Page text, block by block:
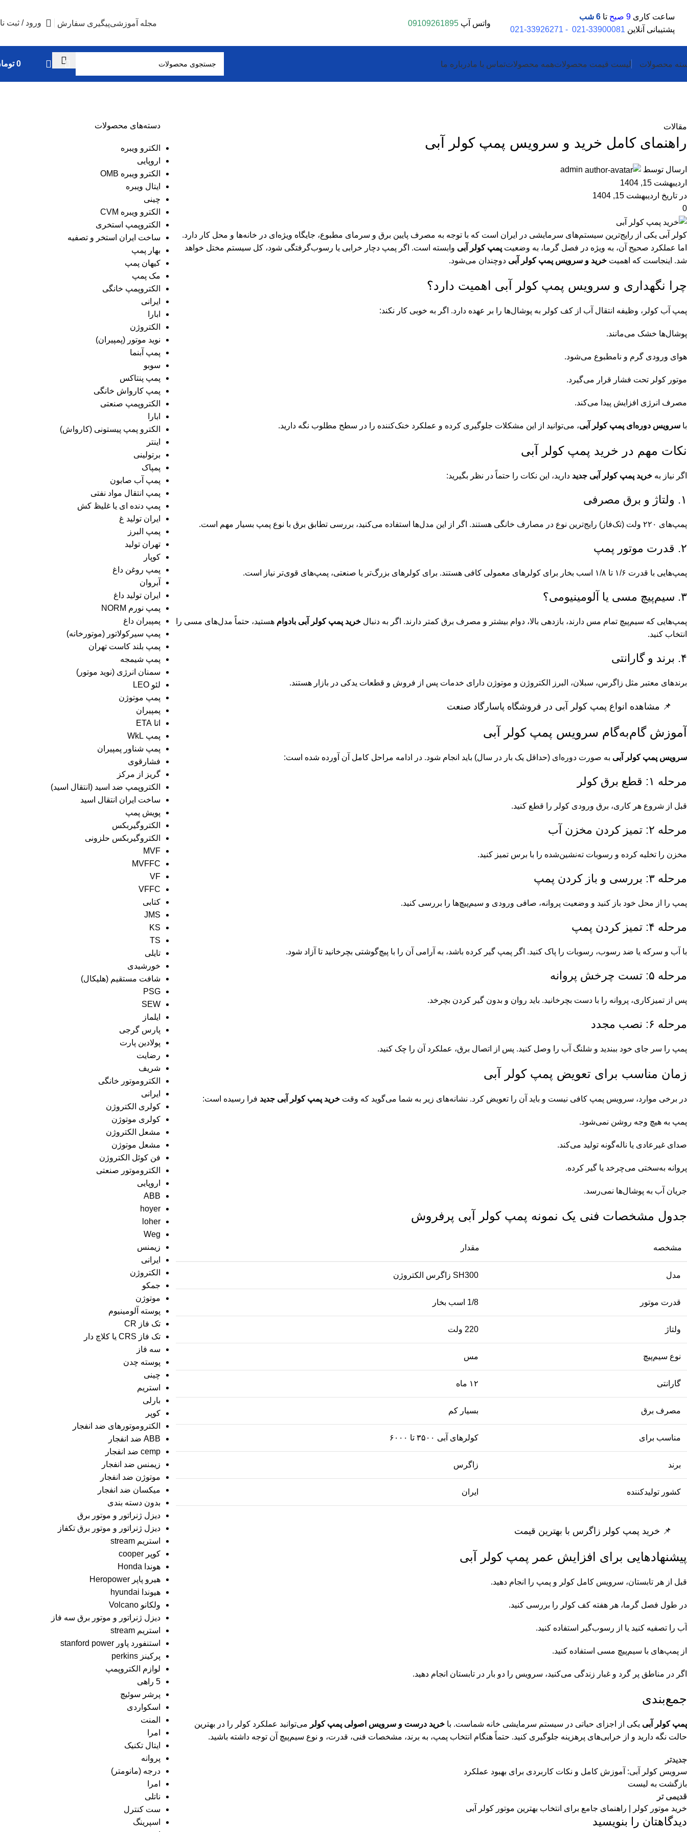
ساعت کاری 9 صبح تا 6 شب
پشتیبانی آنلاین 33900081-021
-
33926271-021
واتس آپ 09109261895 مجله آموزشیپیگیری سفارش ورود / ثبت
محصولات لیست قیمت محصولاتهمه محصولاتتماس با مادرباره ما 0
مقالات
راهنمای کامل خرید و سرویس پمپ کولر آبی
ارسال توسط
admin
اردیبهشت 15, 1404
در تاریخ اردیبهشت 15, 1404
0
کولر آبی یکی از رایج‌ترین سیستم‌های سرمایشی در ایران است که با توجه به مصرف پایین برق و سرمای مطبوع، جایگاه ویژه‌ای در خانه‌ها و محل کار دارد.
اما عملکرد صحیح آن، به ویژه در فصل گرما، به وضعیت پمپ کولر آبی وابسته است. اگر پمپ دچار خرابی یا رسوب‌گرفتگی شود، کل سیستم مختل خواهد
شد. اینجاست که اهمیت خرید و سرویس پمپ کولر آبی دوچندان می‌شود.
چرا نگهداری و سرویس پمپ کولر آبی اهمیت دارد؟
پمپ آب کولر، وظیفه انتقال آب از کف کولر به پوشال‌ها را بر عهده دارد. اگر به خوبی کار نکند:
پوشال‌ها خشک می‌مانند.
هوای ورودی گرم و نامطبوع می‌شود.
موتور کولر تحت فشار قرار می‌گیرد.
مصرف انرژی افزایش پیدا می‌کند.
با سرویس دوره‌ای پمپ کولر آبی، می‌توانید از این مشکلات جلوگیری کرده و عملکرد خنک‌کننده را در سطح مطلوب نگه دارید.
نکات مهم در خرید پمپ کولر آبی
اگر نیاز به خرید پمپ کولر آبی جدید دارید، این نکات را حتماً در نظر بگیرید:
۱. ولتاژ و برق مصرفی
پمپ‌های ۲۲۰ ولت (تک‌فاز) رایج‌ترین نوع در مصارف خانگی هستند. اگر از این مدل‌ها استفاده می‌کنید، بررسی تطابق برق با نوع پمپ بسیار مهم است.
۲. قدرت موتور پمپ
پمپ‌هایی با قدرت ۱/۶ تا ۱/۸ اسب بخار برای کولرهای معمولی کافی هستند. برای کولرهای بزرگ‌تر یا صنعتی، پمپ‌های قوی‌تر نیاز است.
۳. سیم‌پیچ مسی یا آلومینیومی؟
پمپ‌هایی که سیم‌پیچ تمام مس دارند، بازدهی بالا، دوام بیشتر و مصرف برق کمتر دارند. اگر به دنبال خرید پمپ کولر آبی بادوام هستید، حتماً مدل‌های مسی را
انتخاب کنید.
۴. برند و گارانتی
برندهای معتبر مثل زاگرس، سبلان، البرز الکتروژن و موتوژن دارای خدمات پس از فروش و قطعات یدکی در بازار هستند.
📌 مشاهده انواع پمپ کولر آبی در فروشگاه پاسارگاد صنعت
آموزش گام‌به‌گام سرویس پمپ کولر آبی
سرویس پمپ کولر آبی به صورت دوره‌ای (حداقل یک بار در سال) باید انجام شود. در ادامه مراحل کامل آن آورده شده است:
مرحله ۱: قطع برق کولر
قبل از شروع هر کاری، برق ورودی کولر را قطع کنید.
مرحله ۲: تمیز کردن مخزن آب
مخزن را تخلیه کرده و رسوبات ته‌نشین‌شده را با برس تمیز کنید.
مرحله ۳: بررسی و باز کردن پمپ
پمپ را از محل خود باز کنید و وضعیت پروانه، صافی ورودی و سیم‌پیچ‌ها را بررسی کنید.
مرحله ۴: تمیز کردن پمپ
با آب و سرکه یا ضد رسوب، رسوبات را پاک کنید. اگر پمپ گیر کرده باشد، به آرامی آن را با پیچ‌گوشتی بچرخانید تا آزاد شود.
مرحله ۵: تست چرخش پروانه
پس از تمیزکاری، پروانه را با دست بچرخانید. باید روان و بدون گیر کردن بچرخد.
مرحله ۶: نصب مجدد
پمپ را سر جای خود ببندید و شلنگ آب را وصل کنید. پس از اتصال برق، عملکرد آن را چک کنید.
زمان مناسب برای تعویض پمپ کولر آبی
در برخی موارد، سرویس پمپ کافی نیست و باید آن را تعویض کرد. نشانه‌های زیر به شما می‌گوید که وقت خرید پمپ کولر آبی جدید فرا رسیده است:
پمپ به هیچ وجه روشن نمی‌شود.
صدای غیرعادی یا ناله‌گونه تولید می‌کند.
پروانه به‌سختی می‌چرخد یا گیر کرده.
جریان آب به پوشال‌ها نمی‌رسد.
جدول مشخصات فنی یک نمونه پمپ کولر آبی پرفروش
مشخصه مقدار
مدل SH300 زاگرس الکتروژن
قدرت موتور 1/8 اسب بخار
ولتاژ 220 ولت
نوع سیم‌پیچ مس
گارانتی ۱۲ ماه
مصرف برق بسیار کم
مناسب برای کولرهای آبی ۳۵۰۰ تا ۶۰۰۰
برند زاگرس
کشور تولیدکننده ایران
📌 خرید پمپ کولر زاگرس با بهترین قیمت
پیشنهادهایی برای افزایش عمر پمپ کولر آبی
قبل از هر تابستان، سرویس کامل کولر و پمپ را انجام دهید.
در طول فصل گرما، هر هفته کف کولر را بررسی کنید.
آب را تصفیه کنید یا از رسوب‌گیر استفاده کنید.
از پمپ‌های با سیم‌پیچ مسی استفاده کنید.
اگر در مناطق پر گرد و غبار زندگی می‌کنید، سرویس را دو بار در تابستان انجام دهید.
جمع‌بندی
پمپ کولر آبی یکی از اجزای حیاتی در سیستم سرمایشی خانه شماست. با خرید درست و سرویس اصولی پمپ کولر می‌توانید عملکرد کولر را در بهترین
حالت نگه دارید و از خرابی‌های پرهزینه جلوگیری کنید. حتماً هنگام انتخاب پمپ، به برند، مشخصات فنی، قدرت، و نوع سیم‌پیچ آن توجه داشته باشید.
جدیدتر
سرویس کولر آبی: آموزش کامل و نکات کاربردی برای بهبود عملکرد
بازگشت به لیست
قدیمی تر
خرید موتور کولر | راهنمای جامع برای انتخاب بهترین موتور کولر آبی
دیدگاهتان را بنویسید
دسته‌های محصولات
الکترو ویبره
اروپایی
الکترو ویبره OMB
ایتال ویبره
چینی
الکترو ویبره CVM
الکتروپمپ استخری
ساخت ایران استخر و تصفیه
بهار پمپ
کیهان پمپ
مک پمپ
الکتروپمپ خانگی
ایرانی
ابارا
الکتروژن
نوید موتور (پمپیران)
پمپ آبنما
سوبو
پمپ پنتاکس
پمپ کارواش خانگی
الکتروپمپ صنعتی
ابارا
الکترو پمپ پیستونی (کارواش)
اینتر
برتولینی
پمپاک
پمپ آب صابون
پمپ انتقال مواد نفتی
پمپ دنده ای یا غلیظ کش
ایران تولید غ
پمپ البرز
تهران تولید
کوپار
پمپ روغن داغ
آبروان
ایران تولید داغ
پمپ نورم NORM
پمپیران داغ
پمپ سیرکولاتور (موتورخانه)
پمپ بلند کاست تهران
پمپ شیمجه
سمنان انرژی (نوید موتور)
لئو LEO
پمپ موتوژن
پمپیران
اتا ETA
پمپ WkL
پمپ شناور پمپیران
فشارقوی
گریز از مرکز
الکتروپمپ ضد اسید (انتقال اسید)
ساخت ایران انتقال اسید
پویش پمپ
الکتروگیربکس
الکتروگیربکس حلزونی
MVF
MVFFC
VF
VFFC
کتابی
JMS
KS
TS
تایلی
خورشیدی
شافت مستقیم (هلیکال)
PSG
SEW
ایلماز
پارس گرجی
پولادین پارت
رضایت
شریف
الکتروموتور خانگی
ایرانی
کولری الکتروژن
کولری موتوژن
مشعل الکتروژن
مشعل موتوژن
فن کوئل الکتروژن
الکتروموتور صنعتی
اروپایی
ABB
hoyer
loher
Weg
زیمنس
ایرانی
الکتروژن
جمکو
موتوژن
پوسته آلومینیوم
تک فاز CR
تک فاز CRS یا کلاچ دار
سه فاز
پوسته چدن
چینی
استریم
بارلی
کوپر
الکتروموتورهای ضد انفجار
ABB ضد انفجار
cemp ضد انفجار
زیمنس ضد انفجار
موتوژن ضد انفجار
میکسان ضد انفجار
بدون دسته بندی
دیزل ژنراتور و موتور برق
دیزل ژنراتور و موتور برق تکفاز
استریم stream
کوپر cooper
هوندا Honda
هیرو پاپر Heropower
هیوندا hyundai
ولکانو Volcano
دیزل ژنراتور و موتور برق سه فاز
استریم stream
استنفورد پاور stanford power
پرکینز perkins
لوازم الکتروپمپ
5 راهی
پرشر سوئیچ
اسکواردی
المنت
امرا
ایتال تکنیک
پروانه
درجه (مانومتر)
امرا
ناتلی
ست کنترل
اسپرینگ